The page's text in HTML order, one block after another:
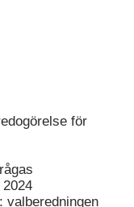
för
valberedningen